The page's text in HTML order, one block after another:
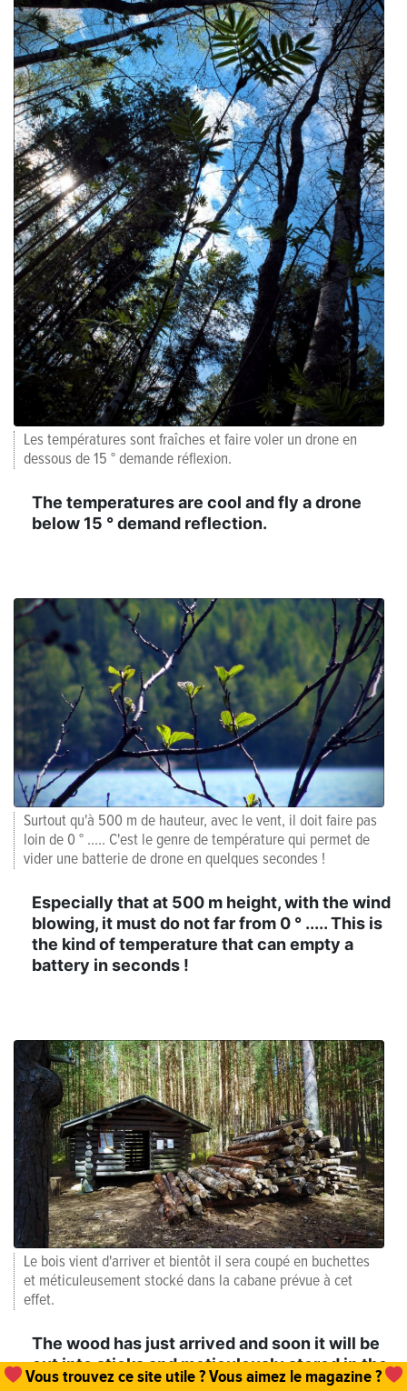
Les températures sont fraîches et faire voler un drone en
dessous de 15 ° demande réflexion.
The temperatures are cool and fly a drone
below 15 ° demand reflection.
Surtout qu'à 500 m de hauteur, avec le vent, il doit faire pas
loin de 0 ° ..... C'est le genre de température qui permet de
vider une batterie de drone en quelques secondes !
Especially that at 500 m height, with the wind
blowing, it must do not far from 0 ° ..... This is
the kind of temperature that can empty a
battery in seconds !
Le bois vient d'arriver et bientôt il sera coupé en buchettes
et méticuleusement stocké dans la cabane prévue à cet
effet.
The wood has just arrived and soon it will be
cut into sticks and meticulously stored in the
hut provided for this purpose.
Vous trouvez ce site utile ? Vous aimez le magazine ?